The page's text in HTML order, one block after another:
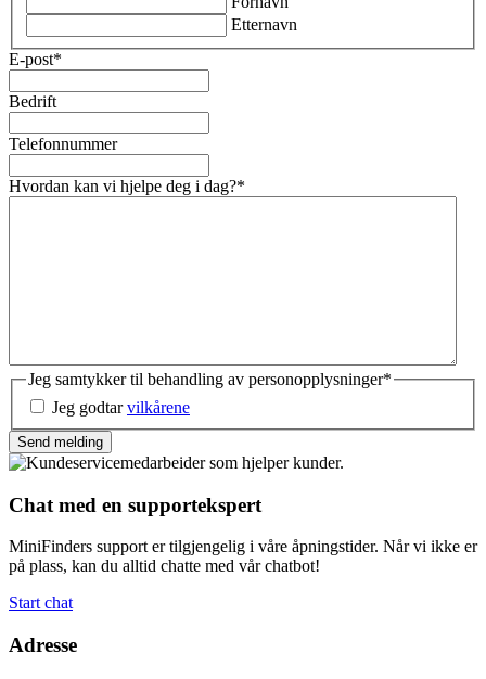
Etternavn
E-post*
Bedrift
Telefonnummer
Hvordan kan vi hjelpe deg i dag?*
Jeg samtykker til behandling av personopplysninger*
Jeg godtarvilkårene
Send melding
Chat med en supportekspert
MiniFinders support er tilgjengelig i våre åpningstider. Når vi ikke er
på plass, kan du alltid chatte med vår chatbot!
Start chat
Adresse